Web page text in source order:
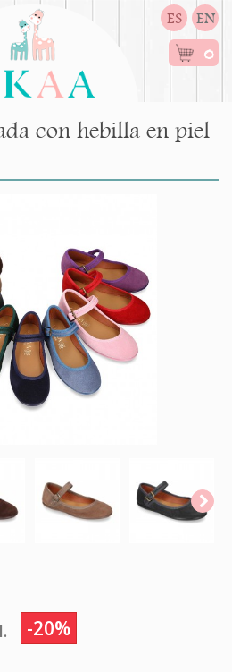
ES EN
0
con hebilla en piel
-20%